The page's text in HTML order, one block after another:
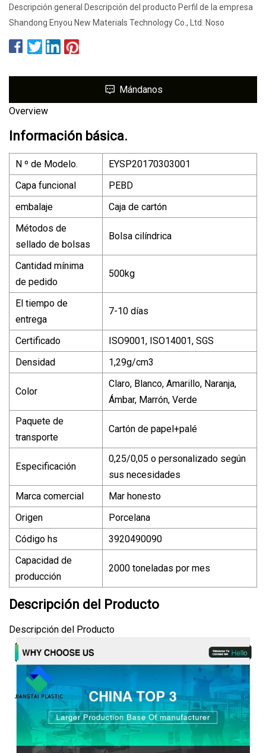
Descripción general Descripción del producto Perfil de la empresa
Shandong Enyou New Materials Technology Co., Ltd. Noso
Mándanos
Overview
Información básica.
N º de Modelo.
EYSP20170303001
Capa funcional
PEBD
embalaje
Caja de cartón
Métodos de
sellado de bolsas
Bolsa cilíndrica
Cantidad mínima
de pedido
500kg
El tiempo de
entrega
7-10 días
Certificado
ISO9001, ISO14001, SGS
Densidad
1,29g/cm3
Color
Claro, Blanco, Amarillo, Naranja,
Ámbar, Marrón, Verde
Paquete de
transporte
Cartón de papel+palé
Especificación
0,25/0,05 o personalizado según
sus necesidades
Marca comercial
Mar honesto
Origen
Porcelana
Código hs
3920490090
Capacidad de
producción
2000 toneladas por mes
Descripción del Producto
Descripción del Producto